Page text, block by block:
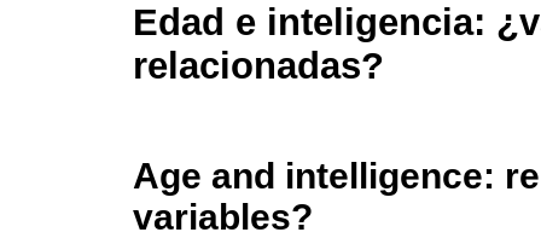
Edad e inteligencia:
relacionadas?
Age and intelligence:
variables?